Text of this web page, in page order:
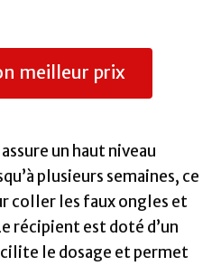
meilleur prix
un haut niveau
plusieurs semaines, ce
coller les faux ongles et
récipient est doté d’un
le dosage et permet